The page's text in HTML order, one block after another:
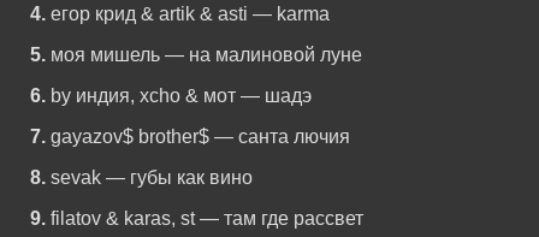
4. егор крид & artik & asti — karma
5. моя мишель — на малиновой луне
6. by индия, xcho & мот — шадэ
7. gayazov$ brother$ — санта лючия
8. sevak — губы как вино
9. filatov & karas, st — там где рассвет